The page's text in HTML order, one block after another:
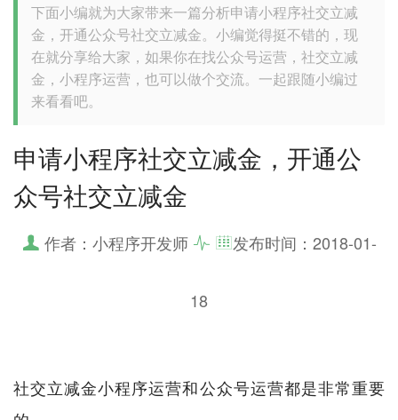
下面小编就为大家带来一篇分析申请小程序社交立减
金，开通公众号社交立减金。小编觉得挺不错的，现
在就分享给大家，如果你在找公众号运营，社交立减
金，小程序运营，也可以做个交流。一起跟随小编过
来看看吧。
申请小程序社交立减金，开通公
众号社交立减金
作者：小程序开发师 发布时间： 2018-01-
18
社交立减金小程序运营和公众号运营都是非常重要